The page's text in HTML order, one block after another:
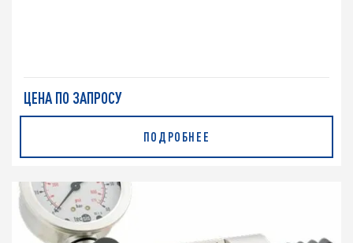
ЦЕНА ПО ЗАПРОСУ
ПОДРОБНЕЕ